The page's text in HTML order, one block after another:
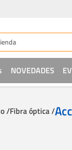
NOVEDADES
/Fibra óptica /